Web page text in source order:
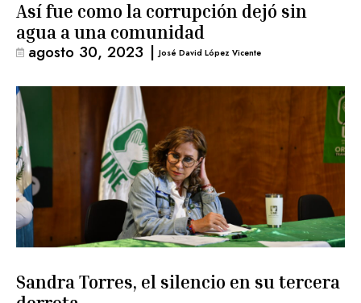
Así fue como la corrupción dejó sin
agua a una comunidad
agosto 30, 2023 | José David López Vicente
Sandra Torres, el silencio en su tercera